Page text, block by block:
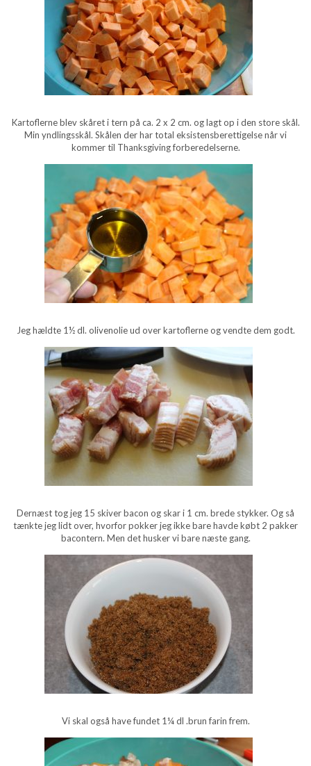
Kartoflerne blev skåret i tern på ca. 2 x 2 cm. og lagt op i den store skål.
Min yndlingsskål. Skålen der har total eksistensberettigelse når vi
kommer til Thanksgiving forberedelserne.
Jeg hældte 1½ dl. olivenolie ud over kartoflerne og vendte dem godt.
Dernæst tog jeg 15 skiver bacon og skar i 1 cm. brede stykker. Og så
tænkte jeg lidt over, hvorfor pokker jeg ikke bare havde købt 2 pakker
bacontern. Men det husker vi bare næste gang.
Vi skal også have fundet 1¼ dl .brun farin frem.